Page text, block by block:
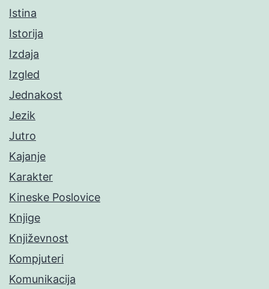
Istina
Istorija
Izdaja
Izgled
Jednakost
Jezik
Jutro
Kajanje
Karakter
Kineske Poslovice
Knjige
Književnost
Kompjuteri
Komunikacija